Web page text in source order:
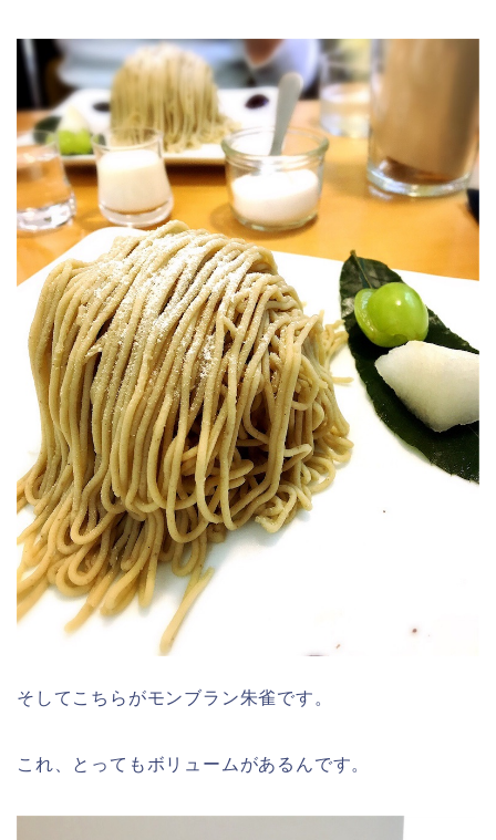
そしてこちらがモンブラン朱雀です。
これ、とってもボリュームがあるんです。